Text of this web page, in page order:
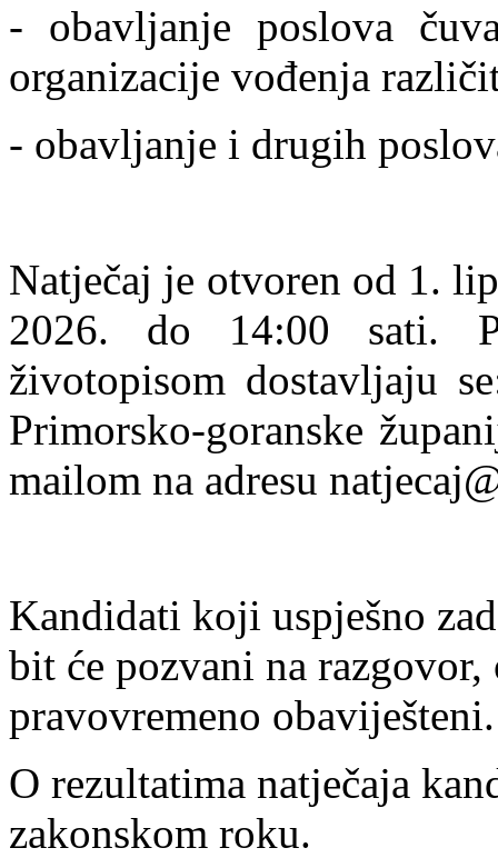
- obavljanje poslova
organizacije vođenja
- obavljanje i drugih
Natječaj je otvoren od 1.
2026. do 14:00 sati.
životopisom dostavljaju
Primorsko-goranske
mailom na adresu
Kandidati koji uspješno
bit će pozvani na
pravovremeno obaviješteni.
O rezultatima natječaja
zakonskom roku.